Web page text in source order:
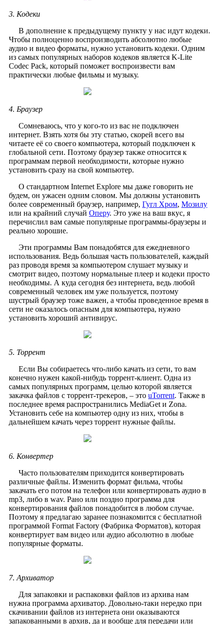
3. Кодеки
В дополнение к предыдущему пункту у нас идут кодеки.
Чтобы полноценно воспроизводить абсолютно любые
аудио и видео форматы, нужно установить кодеки. Одним
из самых популярных наборов кодеков является K-Lite
Codec Pack, который поможет воспроизвести вам
практически любые фильмы и музыку.
4. Браузер
Сомневаюсь, что у кого-то из вас не подключен
интернет. Взять хотя бы эту статью, скорей всего вы
читаете её со своего компьютера, который подключен к
глобальной сети. Поэтому браузер также относится к
программам первой необходимости, которые нужно
установить сразу на свой компьютер.
О стандартном Internet Explore мы даже говорить не
будем, он ужасен одним словом. Мы должны установить
более современный браузер, например, Гугл Хром, Мозилу
или на крайний случай Оперу. Это уже на ваш вкус, я
перечислил вам самые популярные программы-браузеры и
реально хорошие.
Эти программы Вам понадобятся для ежедневного
использования. Ведь большая часть пользователей, каждый
раз проводя время за компьютером слушает музыку и
смотрит видео, поэтому нормальные плеер и кодеки просто
необходимы. А куда сегодня без интернета, ведь любой
современный человек им уже пользуется, поэтому
шустрый браузер тоже важен, а чтобы проведенное время в
сети не оказалось опасным для компьютера, нужно
установить хороший антивирус.
5. Торрент
Если Вы собираетесь что-либо качать из сети, то вам
конечно нужен какой-нибудь торрент-клиент. Одна из
самых популярных программ, целью которой является
закачка файлов с торрент-трекеров, – это uTorrent. Также в
последнее время распространились MediaGet и Zona.
Установить себе на компьютер одну из них, чтобы в
дальнейшем качать через торрент нужные файлы.
6. Конвертер
Часто пользователям приходится конвертировать
различные файлы. Изменить формат фильма, чтобы
закачать его потом на телефон или конвертировать аудио в
mp3, либо в wav. Рано или поздно программа для
конвертирования файлов понадобится в любом случае.
Поэтому я предлагаю заранее познакомится с бесплатной
программой Format Factory (Фабрика Форматов), которая
конвертирует вам видео или аудио абсолютно в любые
популярные форматы.
7. Архиватор
Для запаковки и распаковки файлов из архива нам
нужна программа архиватор. Довольно-таки нередко при
скачивании файлов из интернета они оказываются
запакованными в архив, да и вообще для передачи или